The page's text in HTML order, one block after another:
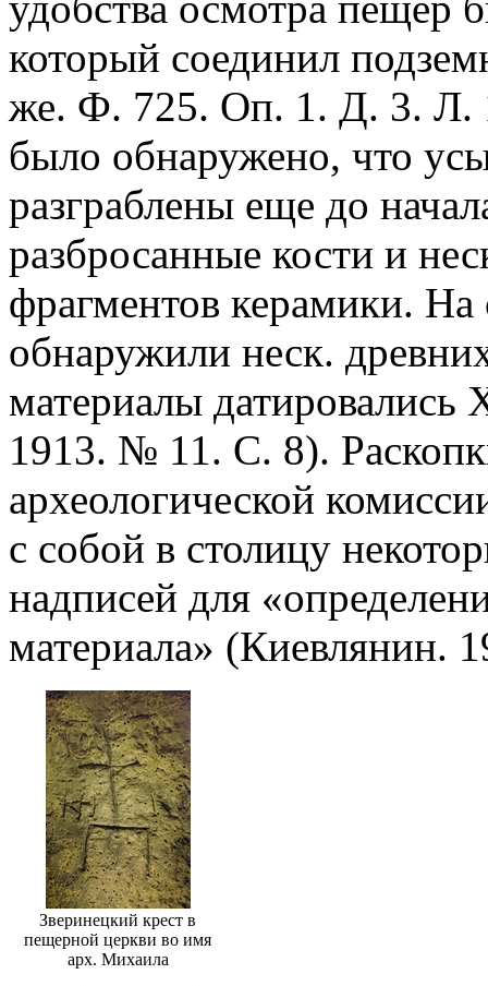
который соединил
же. Ф. 725. Оп. 1. Д. 3. Л.
было обнаружено, что
разграблены еще до
разбросанные кости и
фрагментов керамики. На
обнаружили неск.
материалы
1913. № 11. С. 8).
археологической
с собой в столицу
надписей для
материала» (Киевлянин.
Зверинецкий крест в
пещерной церкви во имя
арх. Михаила